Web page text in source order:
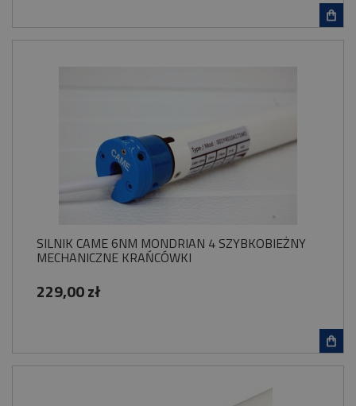
SILNIK CAME 6NM MONDRIAN 4 SZYBKOBIEŻNY
MECHANICZNE KRAŃCÓWKI
229,00 zł